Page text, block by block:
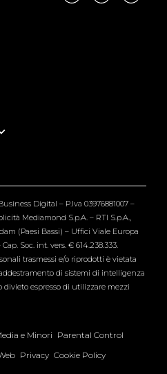
Digital – P.Iva 03976881007 –
Mediamond S.p.A. – RTI S.p.A.,
(Paesi Bassi) – Uffici Viale Europa
Soc. int. vers. € 614.238.333.
trasmessi e/o riprodotti è vietata
di sistemi di intelligenza
divieto espresso di utilizzare mezzi
e Minori Parental Control
Privacy Cookie Policy